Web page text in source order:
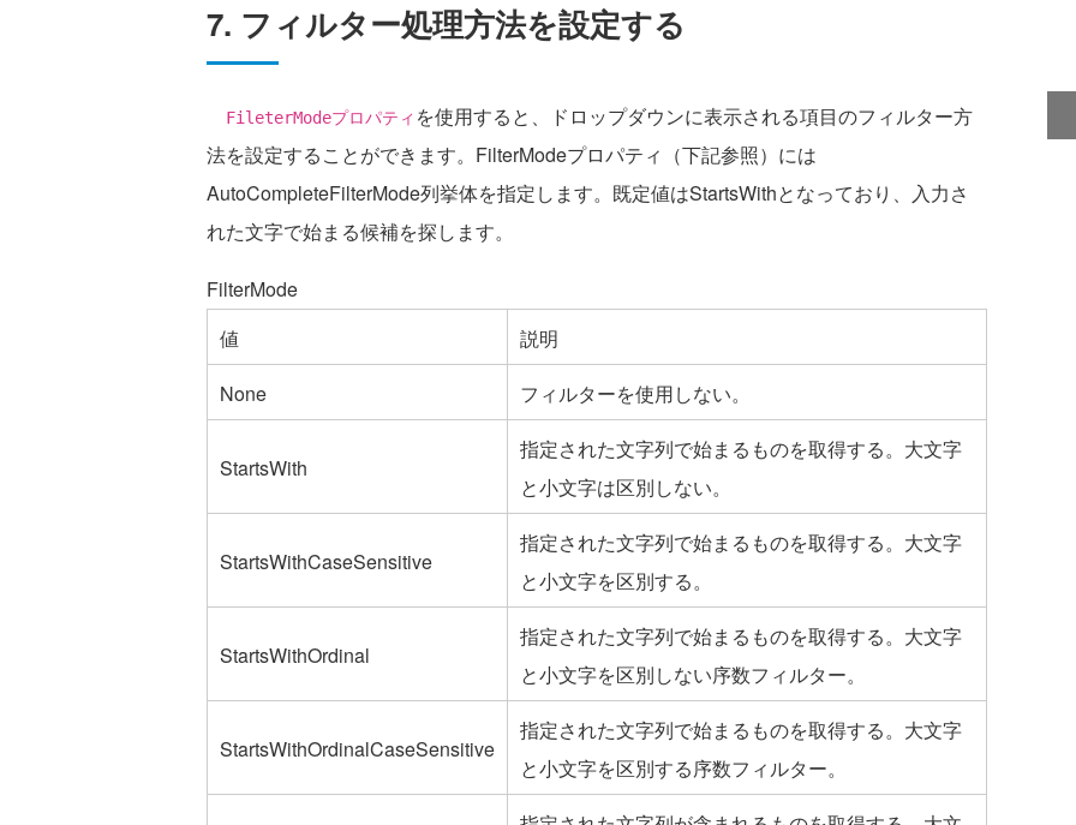
7. フィルター処理方法を設定する
FileterModeプロパティ を使用すると、ドロップダウンに表示される項目のフィルター方
法を設定することができます。FilterModeプロパティ（下記参照）には
AutoCompleteFilterMode列挙体を指定します。既定値はStartsWithとなっており、入力さ
れた文字で始まる候補を探します。
FilterMode
値
説明
None
フィルターを使用しない。
StartsWith
指定された文字列で始まるものを取得する。大文字
と小文字は区別しない。
StartsWithCaseSensitive
指定された文字列で始まるものを取得する。大文字
と小文字を区別する。
StartsWithOrdinal
指定された文字列で始まるものを取得する。大文字
と小文字を区別しない序数フィルター。
StartsWithOrdinalCaseSensitive
指定された文字列で始まるものを取得する。大文字
と小文字を区別する序数フィルター。